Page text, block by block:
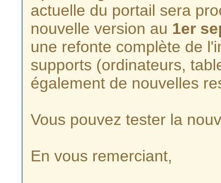
actuelle du portail sera
nouvelle version au 1er
une refonte complète de
supports (ordinateurs,
également de nouvelles
Vous pouvez tester la
En vous remerciant,